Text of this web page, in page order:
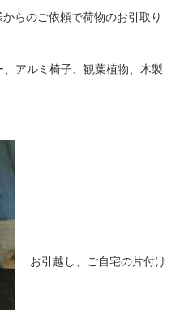
らのご依頼で荷物のお引取り
アルミ椅子、観葉植物、木製
お引越し、ご自宅の片付け